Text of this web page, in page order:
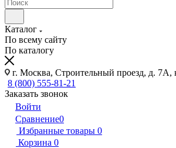
Каталог
По всему сайту
По каталогу
г. Москва, Строительный проезд, д. 7А,
8 (800) 555-81-21
Заказать звонок
Войти
Сравнение0
Избранные товары 0
Корзина 0